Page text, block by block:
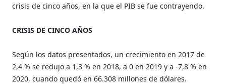
crisis de cinco años, en la que el PIB se fue contrayendo.
CRISIS DE CINCO AÑOS
Según los datos presentados, un crecimiento en 2017 de
2,4 % se redujo a 1,3 % en 2018, a 0 en 2019 y a -7,8 % en
2020, cuando quedó en 66.308 millones de dólares.